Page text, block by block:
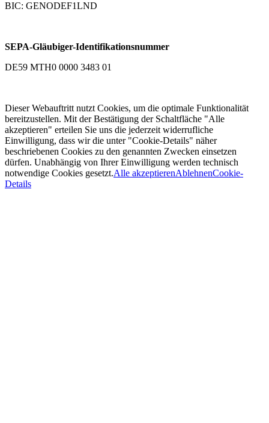
BIC: GENODEF1LND
SEPA-Gläubiger-Identifikationsnummer
DE59 MTH0 0000 3483 01
Dieser Webauftritt nutzt Cookies, um die optimale Funktionalität
bereitzustellen. Mit der Bestätigung der Schaltfläche "Alle
akzeptieren" erteilen Sie uns die jederzeit widerrufliche
Einwilligung, dass wir die unter "Cookie-Details" näher
beschriebenen Cookies zu den genannten Zwecken einsetzen
dürfen. Unabhängig von Ihrer Einwilligung werden technisch
notwendige Cookies gesetzt.Alle akzeptierenAblehnenCookie-
Details